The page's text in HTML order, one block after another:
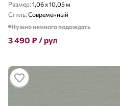
Размер: 1,06 x 10,05 м
Стиль: Современный
Нужно немного подождать
3 490 ₽ / рул